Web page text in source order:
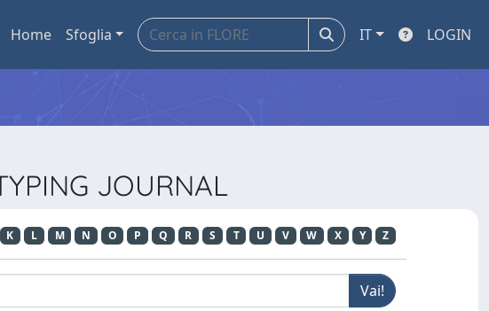
Home Sfoglia IT LOGIN
JOURNAL
K L M N O P Q R S T U V W X Y Z